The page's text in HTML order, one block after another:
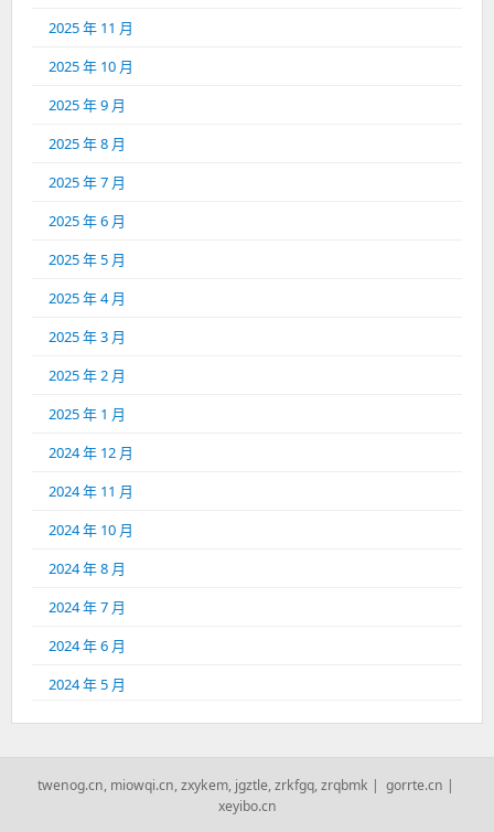
2025 年 11 月
2025 年 10 月
2025 年 9 月
2025 年 8 月
2025 年 7 月
2025 年 6 月
2025 年 5 月
2025 年 4 月
2025 年 3 月
2025 年 2 月
2025 年 1 月
2024 年 12 月
2024 年 11 月
2024 年 10 月
2024 年 8 月
2024 年 7 月
2024 年 6 月
2024 年 5 月
twenog.cn, miowqi.cn,zxykem, jgztle,zrkfgq,zrqbmk | gorrte.cn |
xeyibo.cn